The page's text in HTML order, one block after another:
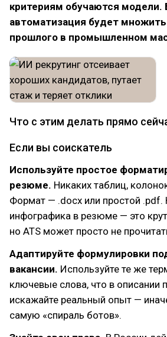
критериям обучаются модели.
автоматизация будет
прошлого в промышленном
Что с этим делать прямо
Если вы соискатель
Используйте простое
резюме. Никаких таблиц,
Формат — .docx или простой .pdf.
инфографика в резюме — это
но ATS может просто не
Адаптируйте формулировки
вакансии. Используйте те же
ключевые слова, что в описании
искажайте реальный опыт —
самую «спираль ботов».